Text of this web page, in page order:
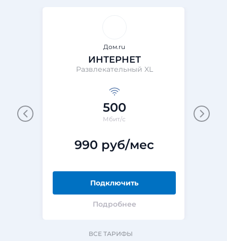
Дом.ru
ИНТЕРНЕТ
Развлекательный XL
500
Мбит/с
990 руб/мес
Подключить
Подробнее
ВСЕ ТАРИФЫ